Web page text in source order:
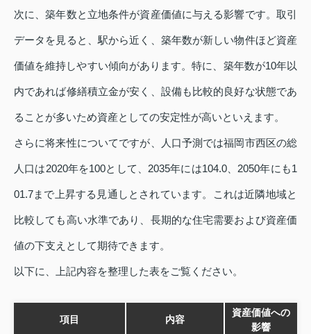
次に、築年数と立地条件が資産価値に与える影響です。取引
データを見ると、駅から近く、築年数が新しい物件ほど資産
価値を維持しやすい傾向があります。特に、築年数が10年以
内であれば修繕積立金が安く、設備も比較的良好な状態であ
ることが多いため資産としての安定性が高いといえます。
さらに将来性についてですが、人口予測では福岡市西区の総
人口は2020年を100として、2035年には104.0、2050年にも1
01.7まで上昇する見通しとされています。これは近隣地域と
比較しても高い水準であり、長期的な住宅需要および資産価
値の下支えとして期待できます。
以下に、上記内容を整理した表をご覧ください。
項目 内容
資産価値への
影響